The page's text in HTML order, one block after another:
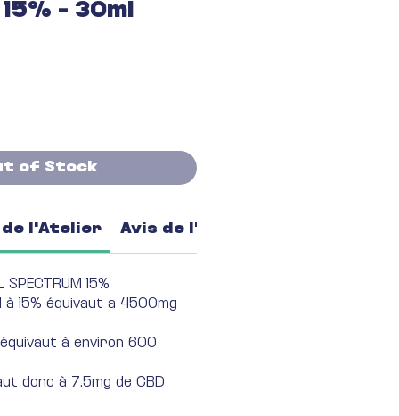
- 30ml
of Stock
l'Atelier Avis de l'Atelier
SPECTRUM 15%
15% équivaut a 4500mg
équivaut à environ 600
donc à 7,5mg de CBD